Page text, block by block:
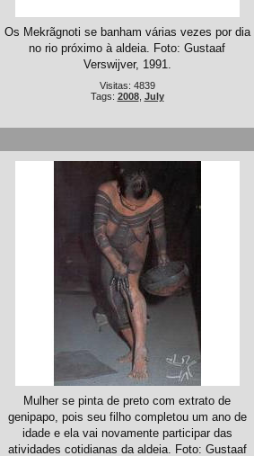
Os Mekrãgnoti se banham várias vezes por dia
no rio próximo à aldeia. Foto: Gustaaf
Verswijver, 1991.
Visitas: 4839
Tags: 2008, July
Mulher se pinta de preto com extrato de
genipapo, pois seu filho completou um ano de
idade e ela vai novamente participar das
atividades cotidianas da aldeia. Foto: Gustaaf